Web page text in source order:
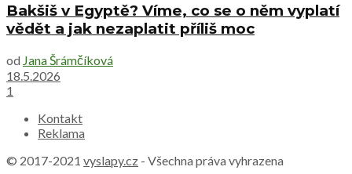
Bakšiš v Egyptě? Víme, co se o něm vyplatí
vědět a jak nezaplatit příliš moc
od Jana Šrámčíková
18.5.2026
1
Kontakt
Reklama
© 2017-2021 vyslapy.cz - Všechna práva vyhrazena